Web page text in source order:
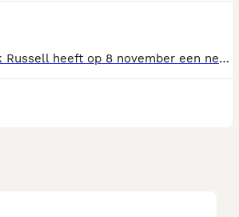
Onze blue&tan Jack Russell heeft op 8 november een nestje pups gekregen, 4 reutjes. Vader is een black merle en woont ook bij ons. Beide ouders zijn laagbenig. Ze groeien op in huiselijke kring en worden elke 2 weken ontwormd, ze worden nagekeken door de dierenarts en gechipt en krijgen een Europees paspoort mee. Ze groeien op met andere honden en katten. Het zijn lieve aanhankelijke sociale puppy’s. Ze mogen het nestje vanaf volgend weekend verlaten. Voor reservering vragen we een aanbetaling van €200 💙 black merle reu € 900 💙 white merle reu (met blauwe ogen) €900 ( gereserveerd voor Sander ) 💙 black & tan reu € 800 💙 3 kleurige bonte reu €750